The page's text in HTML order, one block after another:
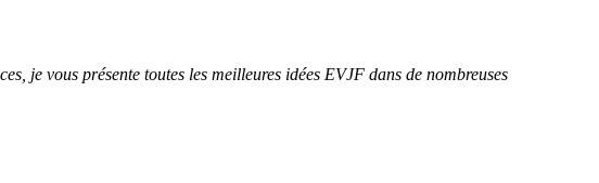
je vous présente toutes les meilleures idées EVJF dans de nombreuses